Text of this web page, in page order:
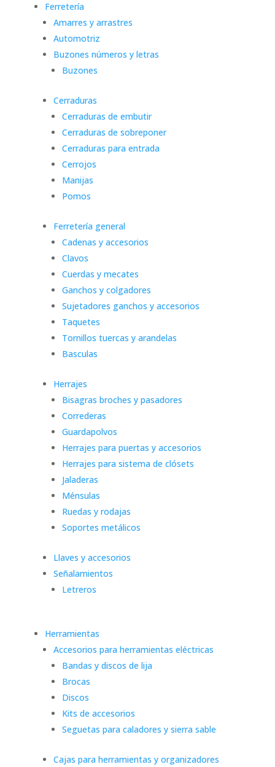
Ferretería
Amarres y arrastres
Automotriz
Buzones números y letras
Buzones
Cerraduras
Cerraduras de embutir
Cerraduras de sobreponer
Cerraduras para entrada
Cerrojos
Manijas
Pomos
Ferretería general
Cadenas y accesorios
Clavos
Cuerdas y mecates
Ganchos y colgadores
Sujetadores ganchos y accesorios
Taquetes
Tornillos tuercas y arandelas
Basculas
Herrajes
Bisagras broches y pasadores
Correderas
Guardapolvos
Herrajes para puertas y accesorios
Herrajes para sistema de clósets
Jaladeras
Ménsulas
Ruedas y rodajas
Soportes metálicos
Llaves y accesorios
Señalamientos
Letreros
Herramientas
Accesorios para herramientas eléctricas
Bandas y discos de lija
Brocas
Discos
Kits de accesorios
Seguetas para caladores y sierra sable
Cajas para herramientas y organizadores